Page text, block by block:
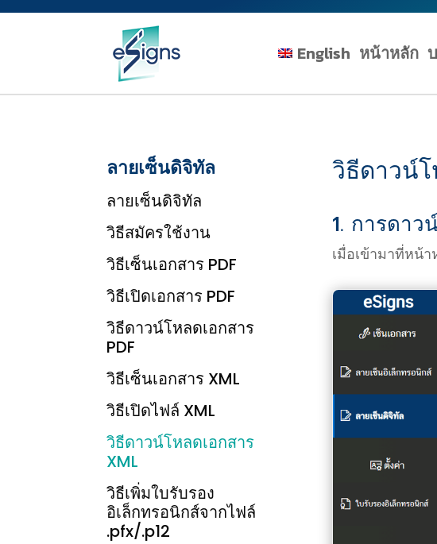
English หน้าหลัก
ลายเซ็นดิจิทัล
ลายเซ็นดิจิทัล
วิธีสมัครใช้งาน
วิธีเซ็นเอกสาร PDF
วิธีเปิดเอกสาร PDF
วิธีดาวน์โหลดเอกสาร
PDF
วิธีเซ็นเอกสาร XML
วิธีเปิดไฟล์ XML
วิธีดาวน์โหลดเอกสาร
XML
วิธีเพิ่มใบรับรอง
อิเล็กทรอนิกส์จากไฟล์
.pfx/.p12
วิธีดาวน์
1. การดาว
เมื่อเข้ามาที่หน้